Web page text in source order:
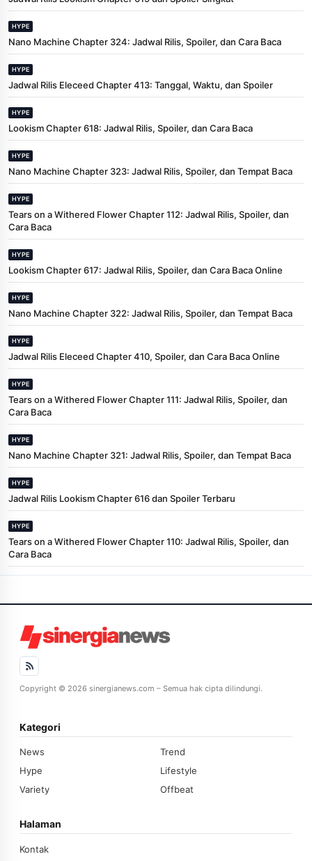
HYPE
Nano Machine Chapter 324: Jadwal Rilis, Spoiler, dan Cara Baca
HYPE
Jadwal Rilis Eleceed Chapter 413: Tanggal, Waktu, dan Spoiler
HYPE
Lookism Chapter 618: Jadwal Rilis, Spoiler, dan Cara Baca
HYPE
Nano Machine Chapter 323: Jadwal Rilis, Spoiler, dan Tempat Baca
HYPE
Tears on a Withered Flower Chapter 112: Jadwal Rilis, Spoiler, dan
Cara Baca
HYPE
Lookism Chapter 617: Jadwal Rilis, Spoiler, dan Cara Baca Online
HYPE
Nano Machine Chapter 322: Jadwal Rilis, Spoiler, dan Tempat Baca
HYPE
Jadwal Rilis Eleceed Chapter 410, Spoiler, dan Cara Baca Online
HYPE
Tears on a Withered Flower Chapter 111: Jadwal Rilis, Spoiler, dan
Cara Baca
HYPE
Nano Machine Chapter 321: Jadwal Rilis, Spoiler, dan Tempat Baca
HYPE
Jadwal Rilis Lookism Chapter 616 dan Spoiler Terbaru
HYPE
Tears on a Withered Flower Chapter 110: Jadwal Rilis, Spoiler, dan
Cara Baca
Copyright © 2026 sinergianews.com – Semua hak cipta dilindungi.
Kategori
News
Trend
Hype
Lifestyle
Variety
Offbeat
Halaman
Kontak